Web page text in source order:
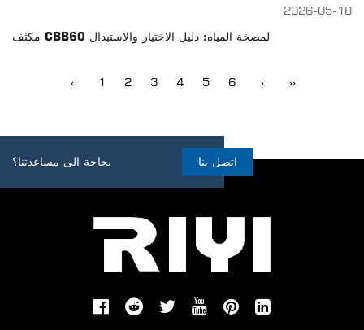
2026-05-18
مكثف CBB60 لمضخة المياه: دليل الاختيار والاستبدال
‹ 1 2 3 4 5 6 › ››
بحاجة الى مساعدتنا؟ اتصل بنا